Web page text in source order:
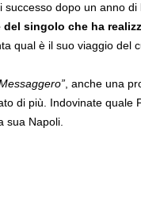
successo dopo un anno di
del singolo che ha
qual è il suo viaggio del
, anche una
di più. Indovinate quale
sua Napoli.